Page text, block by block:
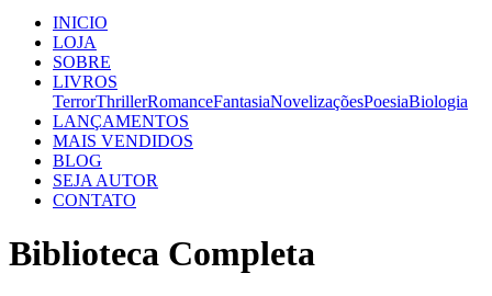
INICIO
LOJA
SOBRE
LIVROS
TerrorThrillerRomanceFantasiaNovelizaçõesPoesiaBiologia
LANÇAMENTOS
MAIS VENDIDOS
BLOG
SEJA AUTOR
CONTATO
Biblioteca Completa